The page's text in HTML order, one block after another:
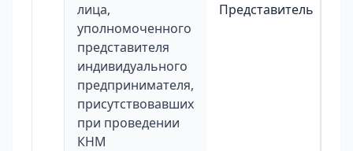
лица,
уполномоченного
представителя
индивидуального
предпринимателя,
присутствовавших
при проведении
КНМ
Представитель